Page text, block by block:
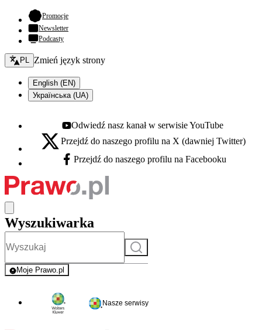
Promocje- otwiera się w nowej karcie
Newsletter
Podcasty
Zmień język - bieżący:
PL Zmień język strony
English (EN)
Українська (UA)
Youtube - otwiera się w nowej karcie
Odwiedź nasz kanał w serwisie YouTube
X - otwiera się w nowej karcie
Przejdź do naszego profilu na X (dawniej Twitter)
Facebook - otwiera się w nowej karcie
Przejdź do naszego profilu na Facebooku
Wyszukiwarka
Szukaj
Moje Prawo.pl
- rejestracja i logowanie do serwisu
Nasze serwisy